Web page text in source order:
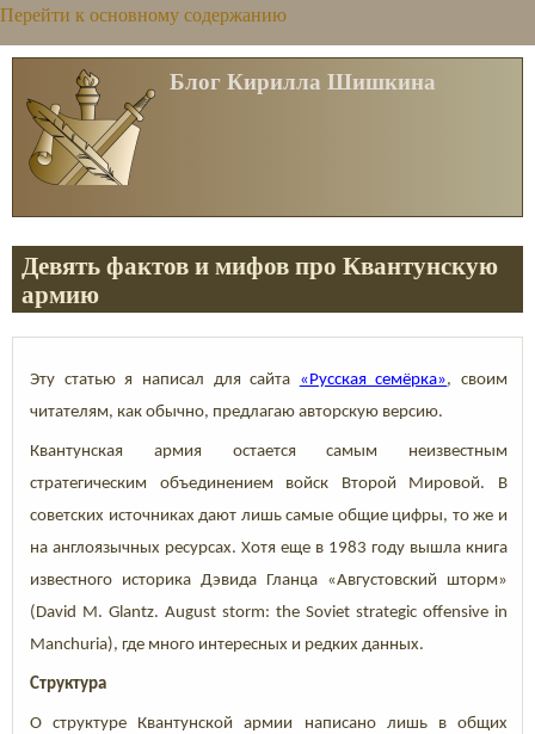
Перейти к основному содержанию
Блог Кирилла Шишкина
Девять фактов и мифов про Квантунскую
армию
Эту статью я написал для сайта «Русская семёрка», своим
читателям, как обычно, предлагаю авторскую версию.
Квантунская армия остается самым неизвестным
стратегическим объединением войск Второй Мировой. В
советских источниках дают лишь самые общие цифры, то же и
на англоязычных ресурсах. Хотя еще в 1983 году вышла книга
известного историка Дэвида Гланца «Августовский шторм»
(David M. Glantz. August storm: the Soviet strategic offensive in
Manchuria), где много интересных и редких данных.
Структура
О структуре Квантунской армии написано лишь в общих